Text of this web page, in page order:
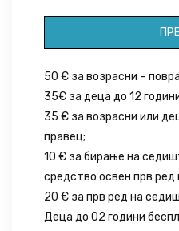
50 € за возрасни –
35€ за деца до 12
35 € за возрасни или
правец;
10 € за бирање на
средство освен прв
20 € за прв ред на
Деца до 02 години